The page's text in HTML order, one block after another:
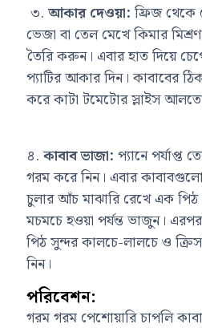
৩.আকার দেওয়া: ফ্রিজ থেকে
ভেজা বা তেল মেখে কিমার
তৈরি করুন। এবার হাত দিয়ে
প্যাটির আকার দিন। কাবাবের
করে কাটা টমেটোর স্লাইস
৪.কাবাব ভাজা: প্যানে পর্যাপ্ত
গরম করে নিন। এবার
চুলার আঁচ মাঝারি রেখে এক
মচমচে হওয়া পর্যন্ত ভাজুন।
পিঠ সুন্দর কালচে-লালচে ও
নিন।
পরিবেশন:
গরম গরম পেশোয়ারি চাপলি